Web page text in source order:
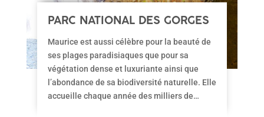
PARC NATIONAL DES GORGES
DE RIVIÈRE NOIRE : UNE
VISITE À NE PAS MANQUER
Maurice est aussi célèbre pour la beauté de
ses plages paradisiaques que pour sa
végétation dense et luxuriante ainsi que
l’abondance de sa biodiversité naturelle. Elle
accueille chaque année des milliers de